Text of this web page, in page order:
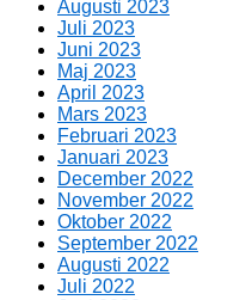
Augusti 2023
Juli 2023
Juni 2023
Maj 2023
April 2023
Mars 2023
Februari 2023
Januari 2023
December 2022
November 2022
Oktober 2022
September 2022
Augusti 2022
Juli 2022